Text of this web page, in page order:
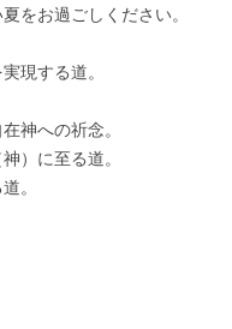
をお過ごしください。
現する道。
神への祈念。
）に至る道。
。